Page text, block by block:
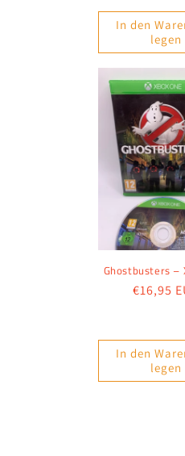
In den
legen
Ghostbusters –
€16,95
In den
legen